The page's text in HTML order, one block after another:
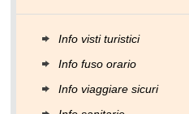
Info visti turistici
Info fuso orario
Info viaggiare sicuri